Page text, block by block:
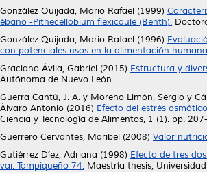
González Quijada, Mario Rafael (1999)
ébano -Pithecellobium flexicaule (Benth).
González Quijada, Mario Rafael (1996)
con potenciales usos en la alimentación
Graciano Ávila, Gabriel (2015) Estructura y
Autónoma de Nuevo León.
Guerra Cantú, J. A. y Moreno Limón, Sergio y
Álvaro Antonio (2016) Efecto del estrés
Ciencia y Tecnología de Alimentos, 1 (1). pp.
Guerrero Cervantes, Maribel (2008) Valor
Gutiérrez Díez, Adriana (1998) Efecto de tres
var. Tampiqueño 74. Maestría thesis,